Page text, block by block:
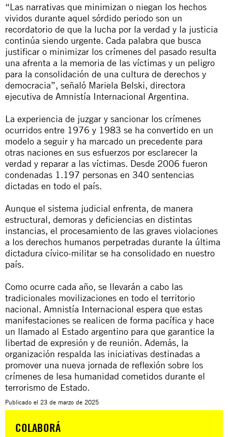
“Las narrativas que minimizan o niegan los hechos
vividos durante aquel sórdido periodo son un
recordatorio de que la lucha por la verdad y la justicia
continúa siendo urgente. Cada palabra que busca
justificar o minimizar los crímenes del pasado resulta
una afrenta a la memoria de las víctimas y un peligro
para la consolidación de una cultura de derechos y
democracia”, señaló Mariela Belski, directora
ejecutiva de Amnistía Internacional Argentina.
La experiencia de juzgar y sancionar los crímenes
ocurridos entre 1976 y 1983 se ha convertido en un
modelo a seguir y ha marcado un precedente para
otras naciones en sus esfuerzos por esclarecer la
verdad y reparar a las víctimas. Desde 2006 fueron
condenadas 1.197 personas en 340 sentencias
dictadas en todo el país.
Aunque el sistema judicial enfrenta, de manera
estructural, demoras y deficiencias en distintas
instancias, el procesamiento de las graves violaciones
a los derechos humanos perpetradas durante la última
dictadura cívico-militar se ha consolidado en nuestro
país.
Como ocurre cada año, se llevarán a cabo las
tradicionales movilizaciones en todo el territorio
nacional. Amnistía Internacional espera que estas
manifestaciones se realicen de forma pacífica y hace
un llamado al Estado argentino para que garantice la
libertad de expresión y de reunión. Además, la
organización respalda las iniciativas destinadas a
promover una nueva jornada de reflexión sobre los
crímenes de lesa humanidad cometidos durante el
terrorismo de Estado.
Publicado el 23 de marzo de 2025
COLABORÁ